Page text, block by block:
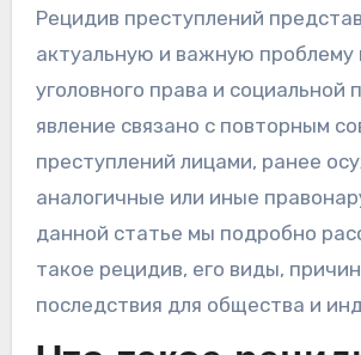
Рецидив преступлений представляет собой
актуальную и важную проблему
уголовного права и социальной
явление связано с повторным
преступлений лицами, ранее
аналогичные или иные
данной статье мы подробно
такое рецидив, его виды,
последствия для общества и